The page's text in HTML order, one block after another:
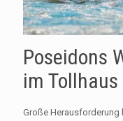
Poseidons
im
Große Herausforderung